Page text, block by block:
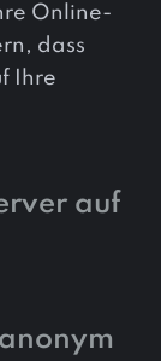
Online-
dass
Ihre
auf